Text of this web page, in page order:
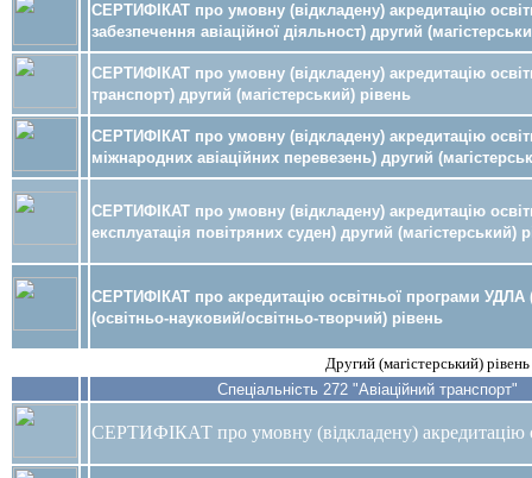
СЕРТИФІКАТ про умовну (відкладену) акредитацію
забезпечення авіаційної діяльност) другий
СЕРТИФІКАТ про умовну (відкладену) акредитацію
транспорт) другий (магістерський) рівень
СЕРТИФІКАТ про умовну (відкладену) акредитацію
міжнародних авіаційних перевезень) другий
СЕРТИФІКАТ про умовну (відкладену) акредитацію
експлуатація повітряних суден) другий (магістерський)
СЕРТИФІКАТ про акредитацію освітньої програми УДЛА
(освітньо-науковий/освітньо-творчий) рівень
Другий (магістерський)
Спеціальність 272 "Авіаційний
СЕРТИФІКАТ про умовну (відкладену) акредитацію